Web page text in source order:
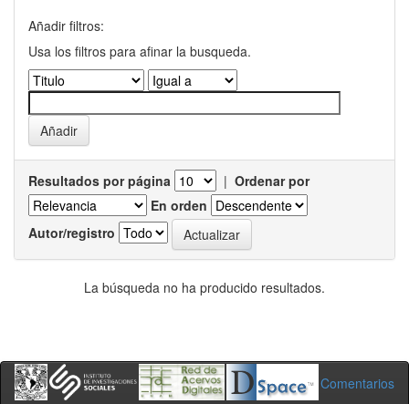
Añadir filtros:
Usa los filtros para afinar la busqueda.
Resultados por página | Ordenar por
En orden
Autor/registro
La búsqueda no ha producido resultados.
Comentarios